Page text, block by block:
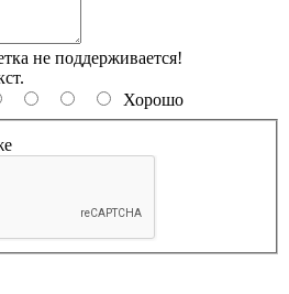
не поддерживается!
Хорошо